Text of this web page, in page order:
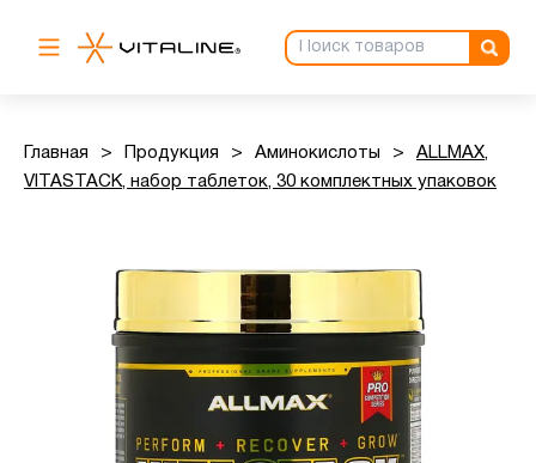
Главная > Продукция > Аминокислоты >
ALLMAX,
VITASTACK, набор таблеток, 30 комплектных упаковок